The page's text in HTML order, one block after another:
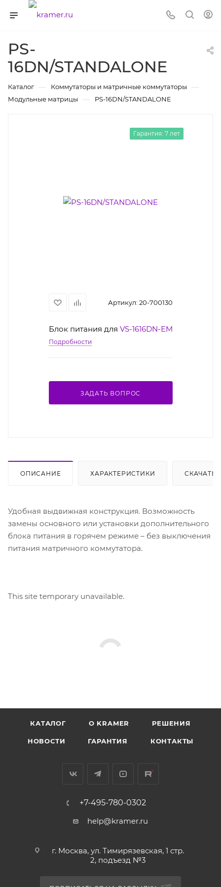
PS-
16DN/STANDALONE
Каталог — Коммутаторы и матричные коммутаторы —
Модульные матрицы — PS-16DN/STANDALONE
Гарантия: 7 лет
Артикул: 20-700130
Блок питания для VS-1616DN-EM
Подробности
ЗАДАТЬ ВОПРОС
ОПИСАНИЕ ХАРАКТЕРИСТИКИ СКАЧАТЬ
Удобная выдвижная конструкция. Возможность
замены основного или установки дополнительного
блока питания в горячем режиме – без выключения
питания матричного коммутатора.
This site temporary unavailable.
КАТАЛОГ O KRAMER РЕШЕНИЯ
НОВОСТИ ГАРАНТИЯ КОНТАКТЫ
+7-495-780-0302
help@kramer.ru
г. Москва, ул. Тимирязевская, 1 стр.
2, подъезд №3